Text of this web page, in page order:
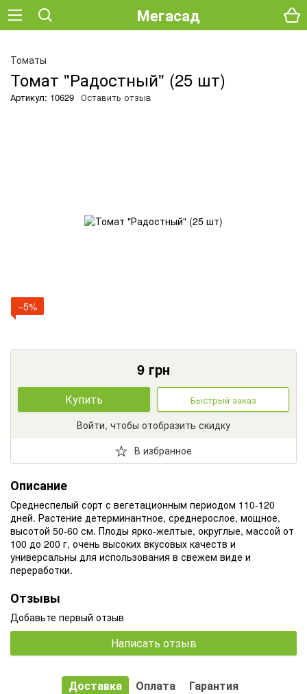
Мегасад
Томаты
Томат "Радостный" (25 шт)
Артикул: 10629 Оставить отзыв
−5%
9 грн
Купить Быстрый заказ
Войти, чтобы отобразить скидку
В избранное
Описание
Среднеспелый сорт с вегетационным периодом 110-120
дней. Растение детерминантное, среднерослое, мощное,
высотой 50-60 см. Плоды ярко-желтые, округлые, массой от
100 до 200 г, очень высоких вкусовых качеств и
универсальны для использования в свежем виде и
переработки.
Отзывы
Добавьте первый отзыв
Написать отзыв
Доставка Оплата Гарантия